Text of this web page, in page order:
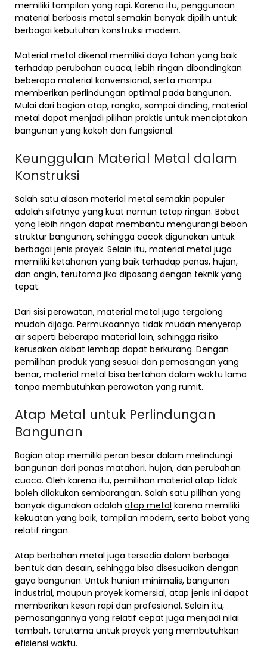
memiliki tampilan yang rapi. Karena itu, penggunaan
material berbasis metal semakin banyak dipilih untuk
berbagai kebutuhan konstruksi modern.
Material metal dikenal memiliki daya tahan yang baik
terhadap perubahan cuaca, lebih ringan dibandingkan
beberapa material konvensional, serta mampu
memberikan perlindungan optimal pada bangunan.
Mulai dari bagian atap, rangka, sampai dinding, material
metal dapat menjadi pilihan praktis untuk menciptakan
bangunan yang kokoh dan fungsional.
Keunggulan Material Metal dalam
Konstruksi
Salah satu alasan material metal semakin populer
adalah sifatnya yang kuat namun tetap ringan. Bobot
yang lebih ringan dapat membantu mengurangi beban
struktur bangunan, sehingga cocok digunakan untuk
berbagai jenis proyek. Selain itu, material metal juga
memiliki ketahanan yang baik terhadap panas, hujan,
dan angin, terutama jika dipasang dengan teknik yang
tepat.
Dari sisi perawatan, material metal juga tergolong
mudah dijaga. Permukaannya tidak mudah menyerap
air seperti beberapa material lain, sehingga risiko
kerusakan akibat lembap dapat berkurang. Dengan
pemilihan produk yang sesuai dan pemasangan yang
benar, material metal bisa bertahan dalam waktu lama
tanpa membutuhkan perawatan yang rumit.
Atap Metal untuk Perlindungan
Bangunan
Bagian atap memiliki peran besar dalam melindungi
bangunan dari panas matahari, hujan, dan perubahan
cuaca. Oleh karena itu, pemilihan material atap tidak
boleh dilakukan sembarangan. Salah satu pilihan yang
banyak digunakan adalah atap metal karena memiliki
kekuatan yang baik, tampilan modern, serta bobot yang
relatif ringan.
Atap berbahan metal juga tersedia dalam berbagai
bentuk dan desain, sehingga bisa disesuaikan dengan
gaya bangunan. Untuk hunian minimalis, bangunan
industrial, maupun proyek komersial, atap jenis ini dapat
memberikan kesan rapi dan profesional. Selain itu,
pemasangannya yang relatif cepat juga menjadi nilai
tambah, terutama untuk proyek yang membutuhkan
efisiensi waktu.